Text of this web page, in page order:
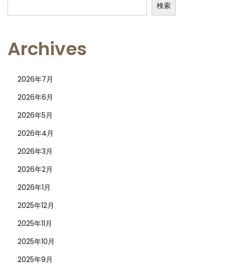
検索
Archives
2026年7月
2026年6月
2026年5月
2026年4月
2026年3月
2026年2月
2026年1月
2025年12月
2025年11月
2025年10月
2025年9月